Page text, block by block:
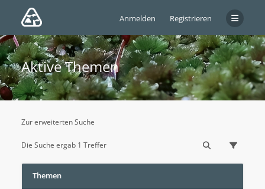
Anmelden Registrieren
Aktive Themen
Zur erweiterten Suche
Die Suche ergab 1 Treffer
Themen